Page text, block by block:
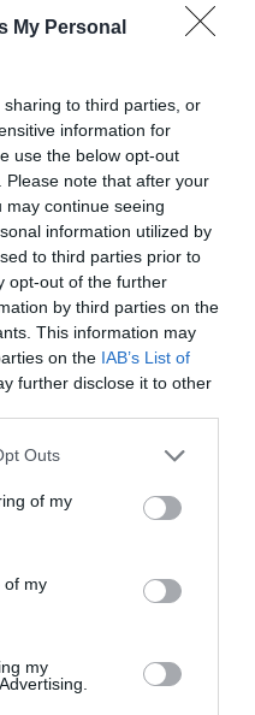
My Personal
to third parties, or
information for
use the below opt-out
note that after your
continue seeing
information utilized by
to third parties prior to
opt-out of the further
by third parties on the
This information may
on the IAB’s List of
further disclose it to other
Outs
of my
of my
my
Imprimir